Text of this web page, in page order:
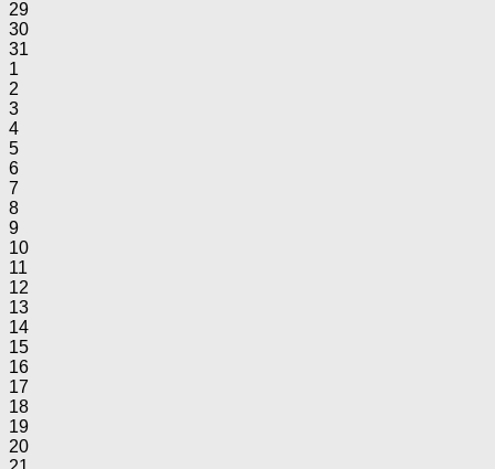
29
30
31
1
2
3
4
5
6
7
8
9
10
11
12
13
14
15
16
17
18
19
20